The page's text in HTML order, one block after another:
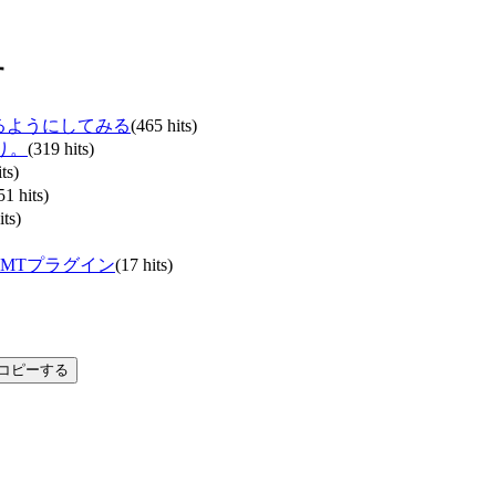
うにしてみる(465 hits)
(319 hits)
hits)
プラグイン(17 hits)